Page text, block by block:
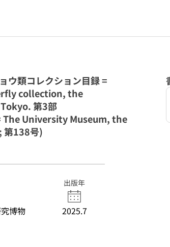
ウ類コレクション目録 =
collection, the
第3部
The University Museum, the
138号)
博物
出版年
2025.7